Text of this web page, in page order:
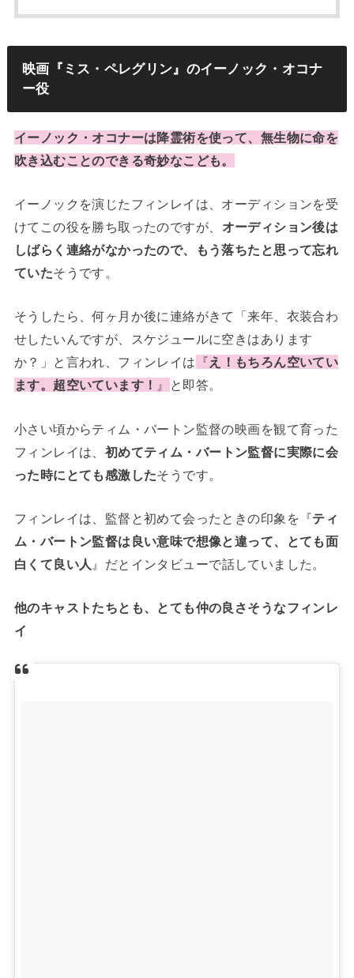
映画『ミス・ペレグリン』のイーノック・オコナ
ー役
イーノック・オコナーは降霊術を使って、無生物に命を
吹き込むことのできる奇妙なこども。
イーノックを演じたフィンレイは、オーディションを受
けてこの役を勝ち取ったのですが、 オーディション後は
しばらく連絡がなかったので、もう落ちたと思って忘れ
ていたそうです。
そうしたら、何ヶ月か後に連絡がきて「来年、衣装合わ
せしたいんですが、スケジュールに空きはあります
か？」と言われ、フィンレイは 『え！もちろん空いてい
ます。超空いています！ 』 と即答。
小さい頃からティム・バートン監督の映画を観て育った
フィンレイは、 初めてティム・バートン監督に実際に会
った時にとても感激したそうです。
フィンレイは、監督と初めて会ったときの印象を『ティ
ム・バートン監督は良い意味で想像と違って、とても面
白くて良い人 』だとインタビューで話していました。
他のキャストたちとも、とても仲の良さそうなフィンレ
イ